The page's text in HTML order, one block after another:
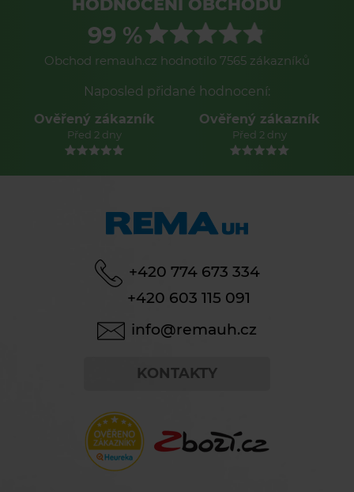
HODNOCENÍ OBCHODU
99 %
Obchod remauh.cz hodnotilo 7565 zákazníků
Naposled přidané hodnocení:
Ověřený zákazník
Před 2 dny
Ověřený zákazník
Před 2 dny
+420 774 673 334
+420 603 115 091
info@remauh.cz
KONTAKTY